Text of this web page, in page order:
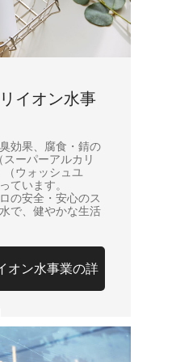
イオン水事
効果、腐食・錆の
ーパーアルカリ
ウォッシュユ
ています。
の安全・安心のス
で、健やかな生活
オン水事業の詳